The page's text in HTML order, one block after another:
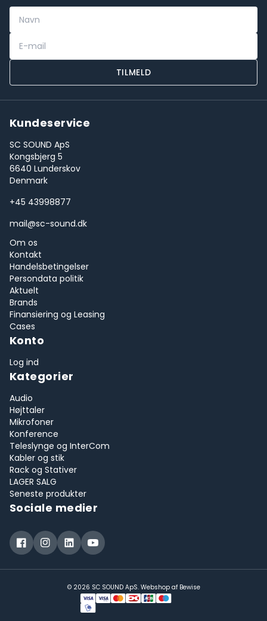
TILMELD
Kundeservice
SC SOUND ApS
Kongsbjerg 5
6640 Lunderskov
Denmark
+45 43998877
mail@sc-sound.dk
Om os
Kontakt
Handelsbetingelser
Persondata politik
Aktuelt
Brands
Finansiering og Leasing
Cases
Konto
Log ind
Kategorier
Audio
Højttaler
Mikrofoner
Konference
Teleslynge og InterCom
Kabler og stik
Rack og Stativer
LAGER SALG
Seneste produkter
Sociale medier
© 2026 SC SOUND ApS. Webshop af Bewise